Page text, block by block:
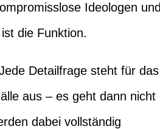
Ideologen und
die Funktion.
Detailfrage steht für das
aus – es geht dann nicht
dabei vollständig